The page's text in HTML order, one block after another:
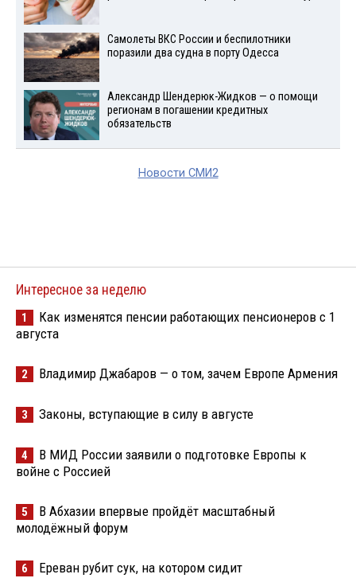
Самолеты ВКС России и беспилотники
поразили два судна в порту Одесса
Александр Шендерюк-Жидков — о помощи
регионам в погашении кредитных
обязательств
Новости СМИ2
Интересное за неделю
1
Как изменятся пенсии работающих пенсионеров с 1
августа
2 Владимир Джабаров — о том, зачем Европе Армения
3 Законы, вступающие в силу в августе
4
В МИД России заявили о подготовке Европы к
войне с Россией
5
В Абхазии впервые пройдёт масштабный
молодёжный форум
6 Ереван рубит сук, на котором сидит